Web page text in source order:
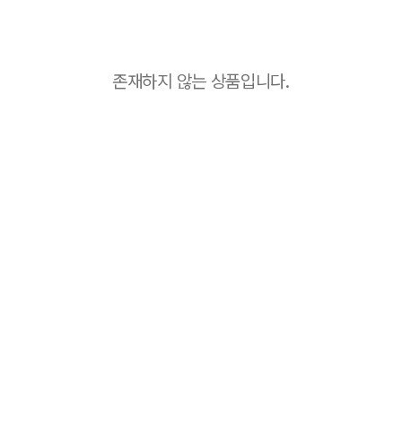
존재하지 않는 상품입니다.